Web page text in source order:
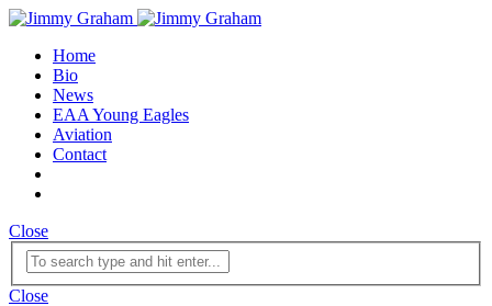
Home
Bio
News
EAA Young Eagles
Aviation
Contact
Close
Close